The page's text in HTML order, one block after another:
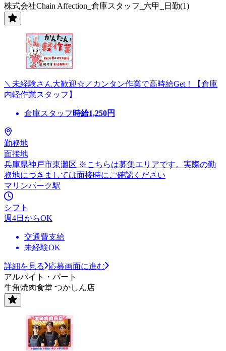
株式会社Chain Affection_倉庫スタッフ_六甲_日勤(1)
＼未経験さん大歓迎☆／カンタン作業で高時給Get！【倉庫
内軽作業スタッフ】
倉庫スタッフ 時給1,250円
勤務地
面接地
兵庫県神戸市東灘区 ※こちらは募集エリアです。実際の勤
務地につきましては面接時にご確認ください
マリンパーク駅
シフト
週4日からOK
交通費支給
未経験OK
詳細を見る
応募画面に進む
アルバイト・パート
牛角焼肉食堂 つかしん店